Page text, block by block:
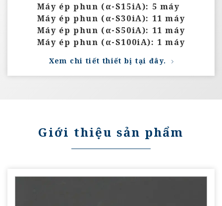
Máy ép phun (α-S15iA): 5 máy
Máy ép phun (α-S30iA): 11 máy
Máy ép phun (α-S50iA): 11 máy
Máy ép phun (α-S100iA): 1 máy
Xem chi tiết thiết bị tại đây.
Giới thiệu sản phẩm